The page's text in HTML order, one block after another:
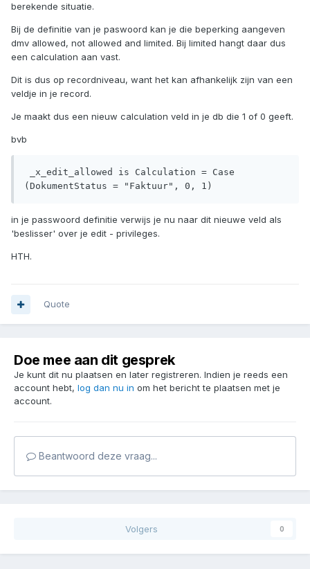
berekende situatie.
Bij de definitie van je paswoord kan je die beperking aangeven
dmv allowed, not allowed and limited. Bij limited hangt daar dus
een calculation aan vast.
Dit is dus op recordniveau, want het kan afhankelijk zijn van een
veldje in je record.
Je maakt dus een nieuw calculation veld in je db die 1 of 0 geeft.
bvb
(DokumentStatus = "Faktuur", 0, 1)
in je passwoord definitie verwijs je nu naar dit nieuwe veld als
'beslisser' over je edit - privileges.
HTH.
Quote
Doe mee aan dit gesprek
Je kunt dit nu plaatsen en later registreren. Indien je reeds een
account hebt, log dan nu in om het bericht te plaatsen met je
account.
Beantwoord deze vraag...
Volgers 0